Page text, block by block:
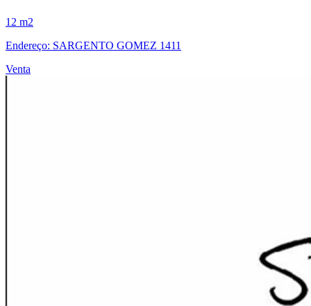
12 m2
Endereço: SARGENTO GOMEZ 1411
Venta